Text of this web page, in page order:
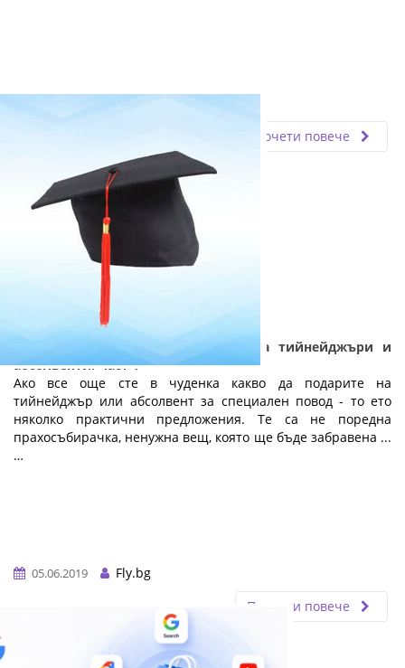
Fly.bg
Прочети повече
Практични и полезни подаръци за тийнейджъри и
абсолвенти: Част 1
Ако все още сте в чуденка какво да подарите на
тийнейджър или абсолвент за специален повод - то ето
няколко практични предложения. Те са не поредна
прахосъбирачка, ненужна вещ, която ще бъде забравена ...
…
05.06.2019
Fly.bg
Прочети повече